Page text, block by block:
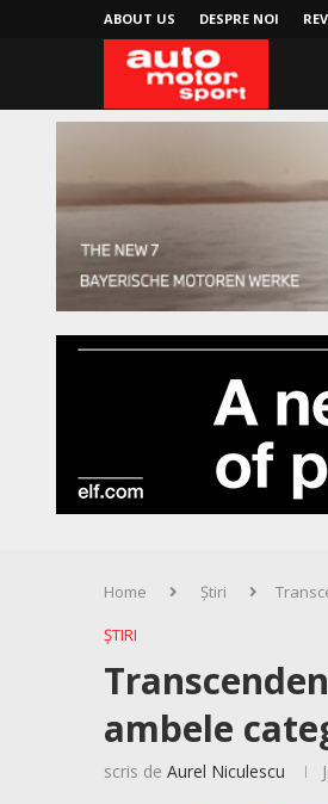
ABOUT US DESPRE NOI
Home Știri
ȘTIRI
ambele
scris de Aurel Niculescu